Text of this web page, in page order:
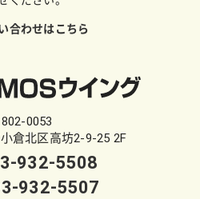
合わせはこちら
0053
倉北区高坊2-9-25 2F
932-5508
932-5507